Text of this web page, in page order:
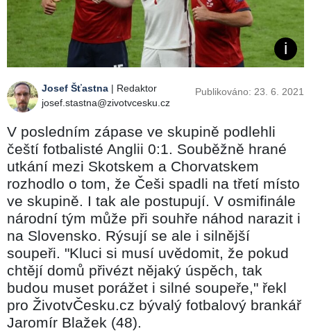
Josef Šťastna | Redaktor
josef.stastna@zivotvcesku.cz
Publikováno: 23. 6. 2021
V posledním zápase ve skupině podlehli
čeští fotbalisté Anglii 0:1. Souběžně hrané
utkání mezi Skotskem a Chorvatskem
rozhodlo o tom, že Češi spadli na třetí místo
ve skupině. I tak ale postupují. V osmifinále
národní tým může při souhře náhod narazit i
na Slovensko. Rýsují se ale i silnější
soupeři. "Kluci si musí uvědomit, že pokud
chtějí domů přivézt nějaký úspěch, tak
budou muset porážet i silné soupeře," řekl
pro ŽivotvČesku.cz bývalý fotbalový brankář
Jaromír Blažek (48).